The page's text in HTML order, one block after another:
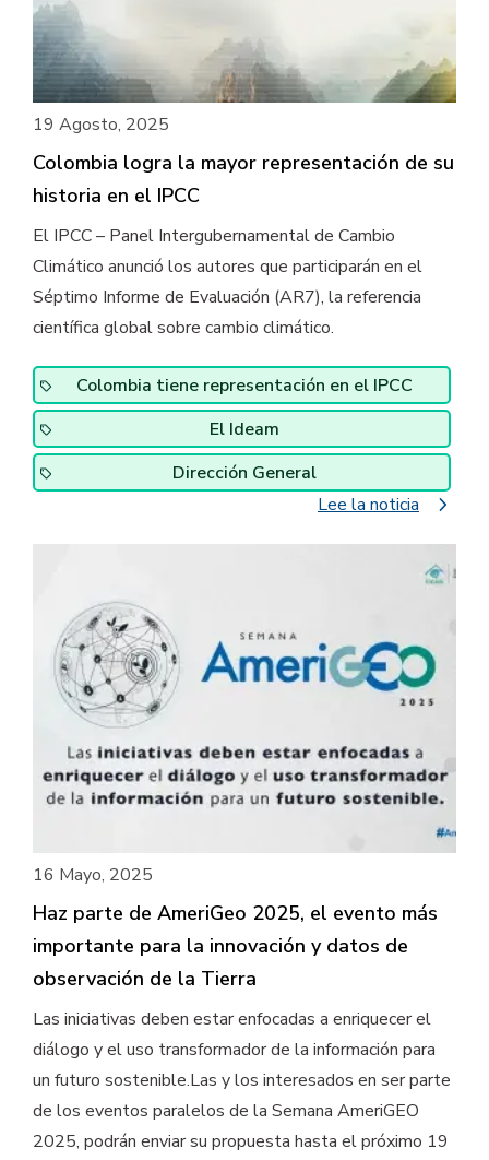
19 Agosto, 2025
Colombia logra la mayor representación de su
historia en el IPCC
El IPCC – Panel Intergubernamental de Cambio
Climático anunció los autores que participarán en el
Séptimo Informe de Evaluación (AR7), la referencia
científica global sobre cambio climático.
Colombia tiene representación en el IPCC
El Ideam
Dirección General
Lee la noticia
navigate_next
16 Mayo, 2025
Haz parte de AmeriGeo 2025, el evento más
importante para la innovación y datos de
observación de la Tierra
Las iniciativas deben estar enfocadas a enriquecer el
diálogo y el uso transformador de la información para
un futuro sostenible.Las y los interesados en ser parte
de los eventos paralelos de la Semana AmeriGEO
2025, podrán enviar su propuesta hasta el próximo 19